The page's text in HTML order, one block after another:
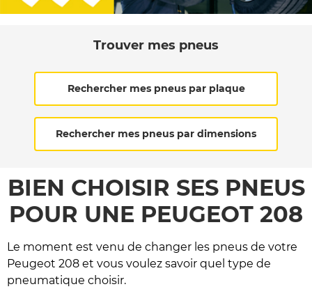
Trouver mes pneus
Rechercher mes pneus par plaque
Rechercher mes pneus par dimensions
BIEN CHOISIR SES PNEUS
POUR UNE PEUGEOT 208
Le moment est venu de changer les pneus de votre
Peugeot 208 et vous voulez savoir quel type de
pneumatique choisir.